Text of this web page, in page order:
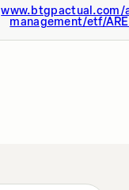
www.btgpactual.com/
management/etf/